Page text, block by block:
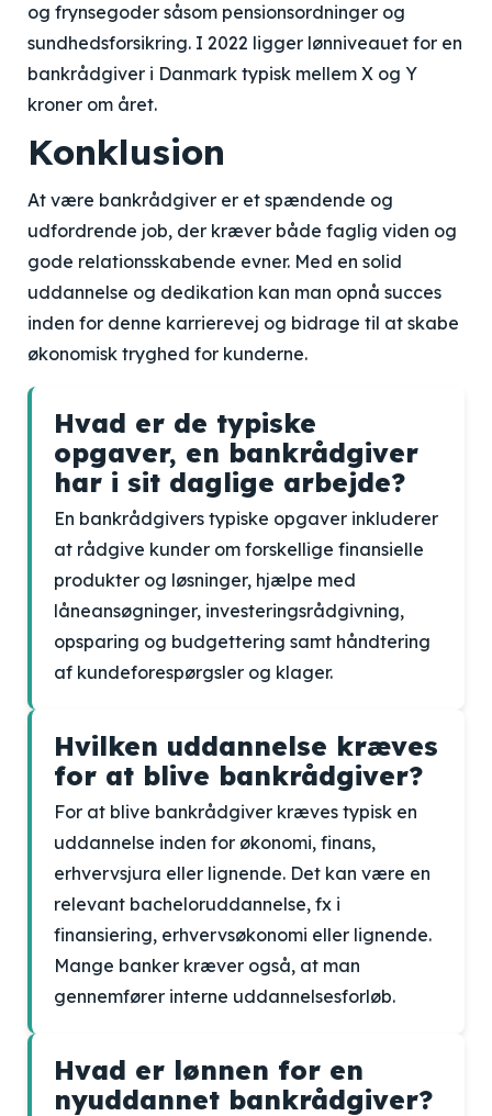
og frynsegoder såsom pensionsordninger og
sundhedsforsikring. I 2022 ligger lønniveauet for en
bankrådgiver i Danmark typisk mellem X og Y
kroner om året.
Konklusion
At være bankrådgiver er et spændende og
udfordrende job, der kræver både faglig viden og
gode relationsskabende evner. Med en solid
uddannelse og dedikation kan man opnå succes
inden for denne karrierevej og bidrage til at skabe
økonomisk tryghed for kunderne.
Hvad er de typiske
opgaver, en bankrådgiver
har i sit daglige arbejde?
En bankrådgivers typiske opgaver inkluderer
at rådgive kunder om forskellige finansielle
produkter og løsninger, hjælpe med
låneansøgninger, investeringsrådgivning,
opsparing og budgettering samt håndtering
af kundeforespørgsler og klager.
Hvilken uddannelse kræves
for at blive bankrådgiver?
For at blive bankrådgiver kræves typisk en
uddannelse inden for økonomi, finans,
erhvervsjura eller lignende. Det kan være en
relevant bacheloruddannelse, fx i
finansiering, erhvervsøkonomi eller lignende.
Mange banker kræver også, at man
gennemfører interne uddannelsesforløb.
Hvad er lønnen for en
nyuddannet bankrådgiver?